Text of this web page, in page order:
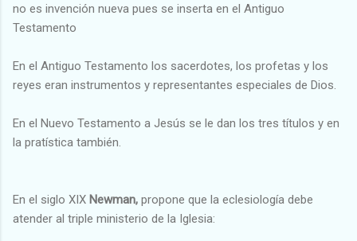
no es invención nueva pues se inserta en el Antiguo
Testamento
En el Antiguo Testamento los sacerdotes, los profetas y los
reyes eran instrumentos y representantes especiales de Dios.
En el Nuevo Testamento a Jesús se le dan los tres títulos y en
la pratística también.
En el siglo XIX Newman, propone que la eclesiología debe
atender al triple ministerio de la Iglesia: